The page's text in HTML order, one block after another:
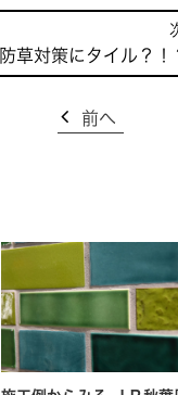
防草対策にタイル？
前へ